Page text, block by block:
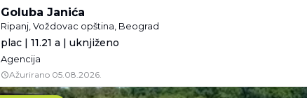
Goluba Janića
Ripanj, Voždovac opština, Beograd
plac | 11.21 a | uknjiženo
Agencija
Ažurirano 05.08.2026.